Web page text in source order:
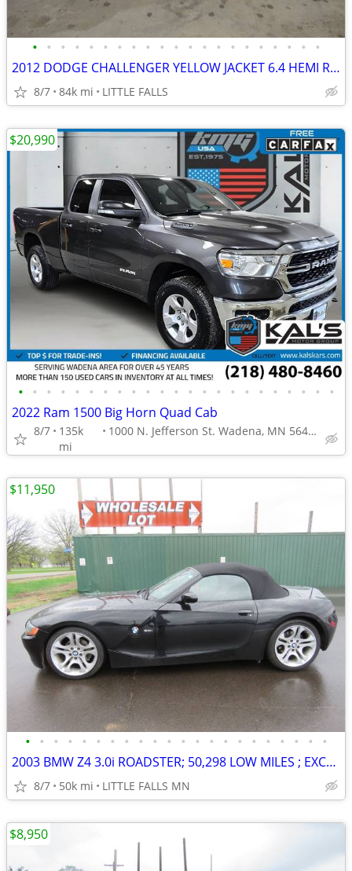
• • • • • • • • • • • • • • • • • • • • •
2012 DODGE CHALLENGER YELLOW JACKET 6.4 HEMI RARE CAR SUPER CONDITION
8/7 84k mi LITTLE FALLS
• • • • • • • • • • • • • • • • • • • • • • •
2022 Ram 1500 Big Horn Quad Cab
8/7
135k
mi
1000 N. Jefferson St. Wadena, MN 56482
$20,990
• • • • • • • • • • • • • • • • • • • • • •
2003 BMW Z4 3.0i ROADSTER; 50,298 LOW MILES ; EXCELENT CONDITION ! OBO
8/7 50k mi LITTLE FALLS MN
$11,950
$8,950